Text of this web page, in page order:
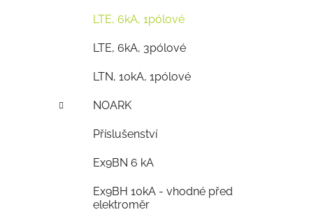
LTE, 6kA, 1pólové
LTE, 6kA, 3pólové
LTN, 10kA, 1pólové
NOARK
Příslušenství
Ex9BN 6 kA
Ex9BH 10kA - vhodné před
elektroměr